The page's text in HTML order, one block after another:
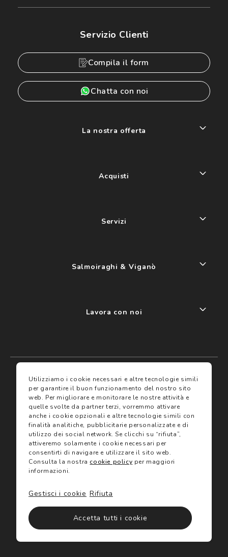
I miei preferiti
Assicurazioni
Servizi
Trova negozio
Gift Card
Servizio Clienti
Compila il form
Chatta con noi
La nostra offerta
Acquisti
Servizi
Salmoiraghi & Viganò
Lavora con noi
Termini e condizioni
Termini di vendita
Avvertenze e informazioni di sicurezza sui prodotti
Informativa sulla Privacy
Utilizzo dei cookie
Utilizziamo i cookie necessari e altre tecnologie simili
per garantire il buon funzionamento del nostro sito
web. Per migliorare e monitorare le nostre attività e
quelle svolte da partner terzi, vorremmo attivare
anche i cookie opzionali e altre tecnologie simili con
finalità analitiche, pubblicitarie personalizzate e di
utilizzo dei social network. Se clicchi su “rifiuta”,
attiveremo solamente i cookie necessari per
consentirti di navigare e utilizzare il sito web.
Consulta la nostracookie policy per maggiori
informazioni.
Accetta tutti i cookie
Rifiuta
Gestisci i cookie